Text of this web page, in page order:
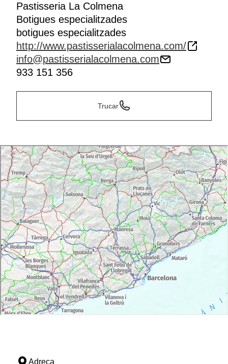
Pastisseria La Colmena
Botigues especialitzades
botigues especialitzades
http://www.pastisserialacolmena.com/
info@pastisserialacolmena.com
933 151 356
Trucar
Adreça